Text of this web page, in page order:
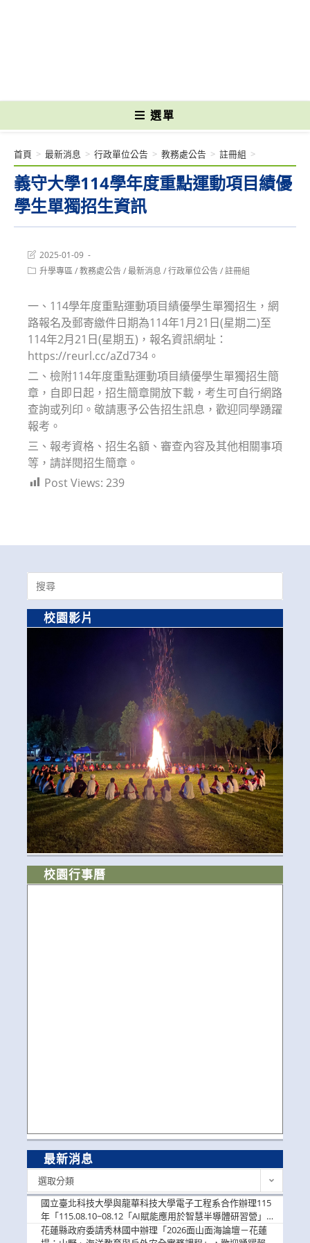
選單
義守大學114學年度重點運動項目績優
學生單獨招生資訊
首頁 > 最新消息 > 行政單位公告 > 教務處公告 > 註冊組 >
Post
last
modified:
2025-01-09
Post升學專區/教務處公告/最新消息 /行政單位公告/註冊組
一、114學年度重點運動項目績優學生單獨招生，網
路報名及郵寄繳件日期為114年1月21日(星期二)至
114年2月21日(星期五)，報名資訊網址：
https://reurl.cc/aZd734。
二、檢附114年度重點運動項目績優學生單獨招生簡
章，自即日起，招生簡章開放下載，考生可自行網路
查詢或列印。敬請惠予公告招生訊息，歡迎同學踴躍
報考。
三、報考資格、招生名額、審查內容及其他相關事項
等，請詳閱招生簡章。
Post Views: 239
Search
for:
校園影片
校園行事曆
最新消息
選取分類
國立臺北科技大學與龍華科技大學電子工程系合作辦理115
年「115.08.10~08.12「AI賦能應用於智慧半導體研習營」，
歡迎學生踴躍報名參加
花蓮縣政府委請秀林國中辦理「2026面山面海論壇－花蓮